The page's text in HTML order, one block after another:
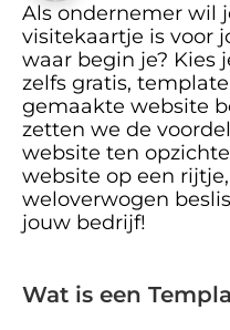
Als ondernemer wil
visitekaartje is voor
waar begin je? Kies
zelfs gratis,
gemaakte website
zetten we de
website ten
website op een
weloverwogen
jouw bedrijf!
Wat is een